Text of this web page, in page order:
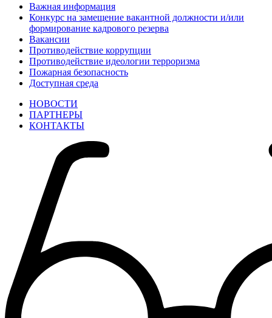
Важная информация
Конкурс на замещение вакантной должности и/или
формирование кадрового резерва
Вакансии
Противодействие коррупции
Противодействие идеологии терроризма
Пожарная безопасность
Доступная среда
НОВОСТИ
ПАРТНЕРЫ
КОНТАКТЫ